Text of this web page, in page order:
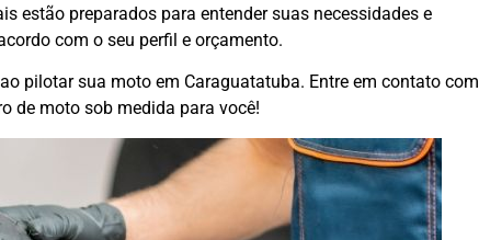
estão preparados para entender suas necessidades e
com o seu perfil e orçamento.
pilotar sua moto em Caraguatatuba. Entre em contato com
de moto sob medida para você!